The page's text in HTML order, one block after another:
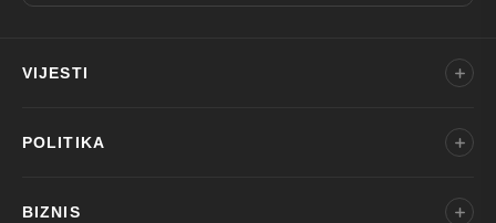
VIJESTI
POLITIKA
BIZNIS